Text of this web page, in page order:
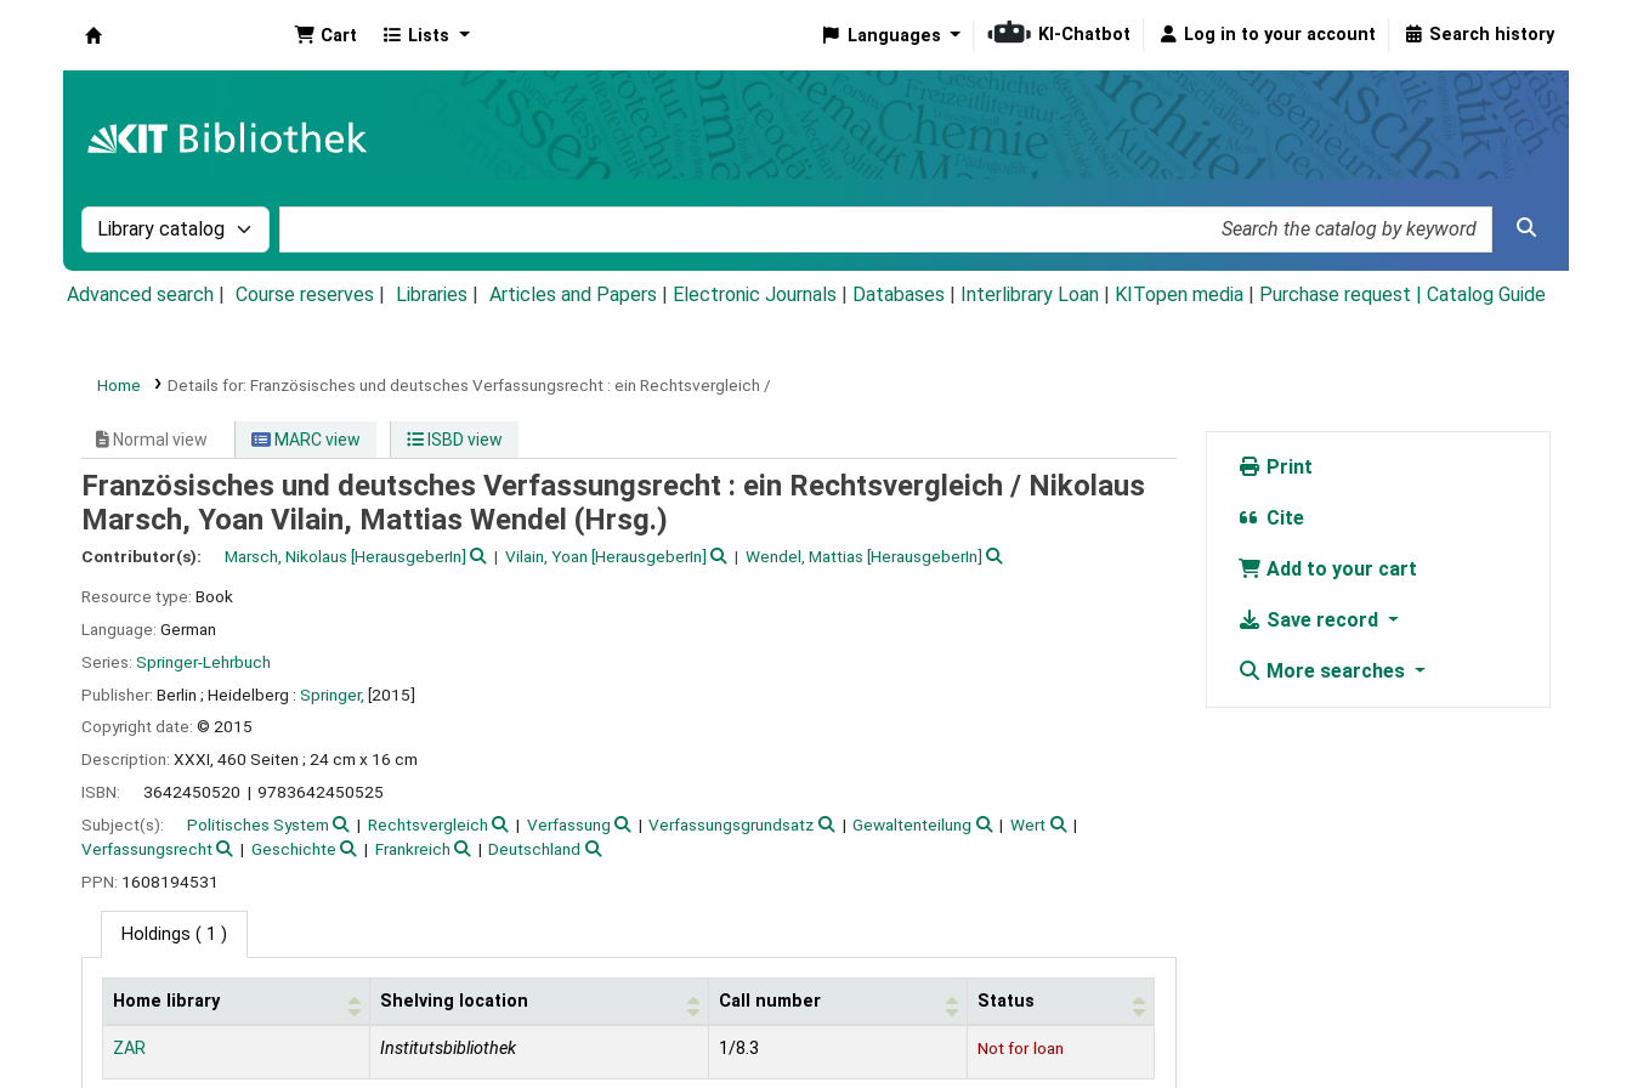
Cart Lists Languages KI-Chatbot Log in to your account Search history
Search the catalog by:
Advanced search Course reserves Libraries Articles and Papers Electronic Journals Databases Interlibrary Loan KITopen media Purchase request | Catalog Guide
Home Details for: Französisches und deutsches Verfassungsrecht : ein Rechtsvergleich /
Normal view MARC view ISBD view
Französisches und deutsches Verfassungsrecht : ein Rechtsvergleich / Nikolaus
Marsch, Yoan Vilain, Mattias Wendel (Hrsg.)
Contributor(s): Marsch, Nikolaus [HerausgeberIn] Vilain, Yoan [HerausgeberIn] Wendel, Mattias [HerausgeberIn]
Resource type: Book
Language: German
Series: Springer-Lehrbuch
Publisher: Berlin ; Heidelberg : Springer, [2015]
Copyright date: © 2015
Description: XXXI, 460 Seiten ; 24 cm x 16 cm
ISBN:
3642450520
9783642450525
Subject(s):
Politisches System Rechtsvergleich Verfassung Verfassungsgrundsatz Gewaltenteilung
Wert
Verfassungsrecht
Geschichte Frankreich
Deutschland
PPN: 1608194531
Holdings ( 1 )
Holdings
Home library Shelving location Call number Status
ZAR Institutsbibliothek 1/8.3 Not for loan
Print
Cite
Add to your cart
Save record
More searches